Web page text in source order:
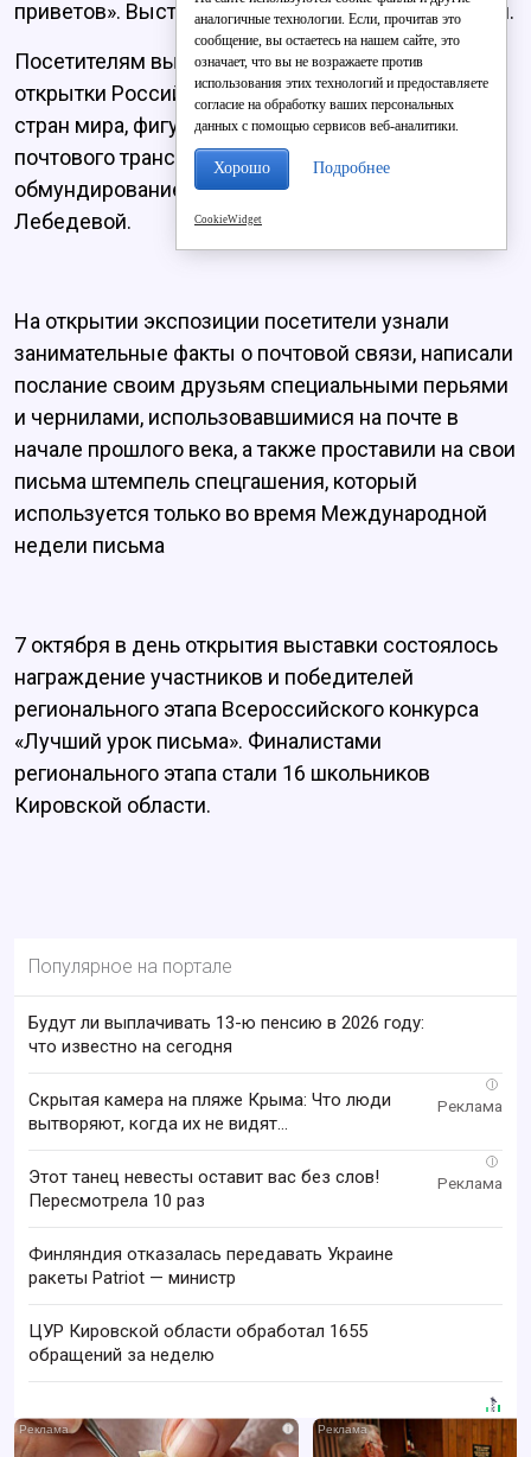
приветов». Выставка продлится до конца декабря.
Посетителям выставки представлены марки,
открытки Российской империи, СССР, России и
стран мира, фигурки почтальонов, модели
почтового транспорта, форменное почтовое
обмундирование из частной коллекции Татьяны
Лебедевой.
На открытии экспозиции посетители узнали
занимательные факты о почтовой связи, написали
послание своим друзьям специальными перьями
и чернилами, использовавшимися на почте в
начале прошлого века, а также проставили на свои
письма штемпель спецгашения, который
используется только во время Международной
недели письма
7 октября в день открытия выставки состоялось
награждение участников и победителей
регионального этапа Всероссийского конкурса
«Лучший урок письма». Финалистами
регионального этапа стали 16 школьников
Кировской области.
Популярное на портале
Будут ли выплачивать 13-ю пенсию в 2026 году:
что известно на сегодня
i
Скрытая камера на пляже Крыма: Что люди
вытворяют, когда их не видят...
i
Этот танец невесты оставит вас без слов!
Пересмотрела 10 раз
Финляндия отказалась передавать Украине
ракеты Patriot — министр
ЦУР Кировской области обработал 1655
обращений за неделю
i
аналогичные технологии. Если, прочитав это
сообщение, вы остаетесь на нашем сайте, это
означает, что вы не возражаете против
использования этих технологий и предоставляете
согласие на обработку ваших персональных
данных с помощью сервисов веб-аналитики.
Хорошо Подробнее
CookieWidget